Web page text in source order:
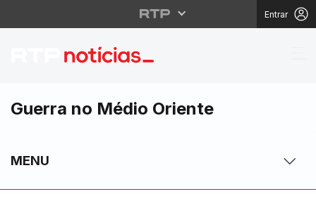
Entrar
Egito adverte Israel.
Guerra no Médio Oriente
MENU